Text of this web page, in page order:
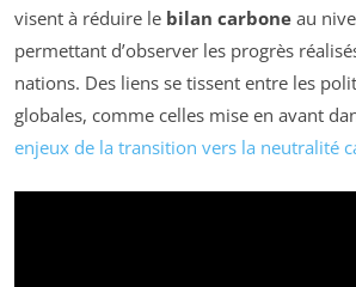
visent à réduire le bilan carbone au
permettant d’observer les progrès
nations. Des liens se tissent entre les
globales, comme celles mise en avant
enjeux de la transition vers la neutralité